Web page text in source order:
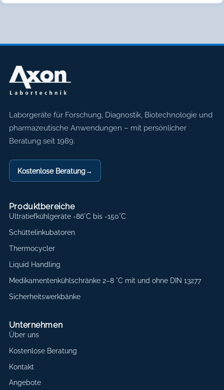
Axon Labortechnik
Laborgeräte für Forschung, Diagnostik, Biotechnologie und
pharmazeutische Anwendungen – mit persönlicher
Beratung seit 1989.
Kostenlose Beratung→
Produktbereiche
Ultratiefkühlgeräte -86°C bis -150°C
Schüttelinkubatoren
Thermocycler
Liquid Handling
Medikamentenkühlschränke 2–8 °C mit und ohne DIN 13277
Sicherheitswerkbänke
Unternehmen
Über uns
Kostenlose Beratung
Kontakt
Angebote